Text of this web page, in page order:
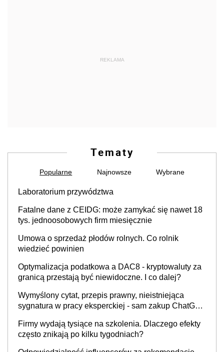
REKLAMA
Tematy
Popularne Najnowsze Wybrane
Laboratorium przywództwa
Fatalne dane z CEIDG: może zamykać się nawet 18
tys. jednoosobowych firm miesięcznie
Umowa o sprzedaż płodów rolnych. Co rolnik
wiedzieć powinien
Optymalizacja podatkowa a DAC8 - kryptowaluty za
granicą przestają być niewidoczne. I co dalej?
Wymyślony cytat, przepis prawny, nieistniejąca
sygnatura w pracy eksperckiej - sam zakup ChatGPT
Firmy wydają tysiące na szkolenia. Dlaczego efekty
często znikają po kilku tygodniach?